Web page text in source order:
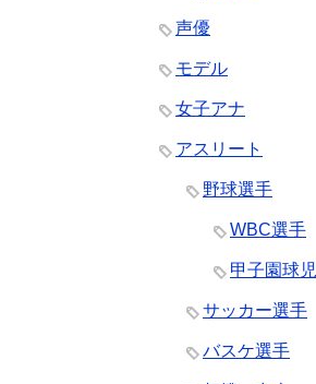
声優
モデル
女子アナ
アスリート
野球選手
WBC選手
甲子園球児
サッカー選手
バスケ選手